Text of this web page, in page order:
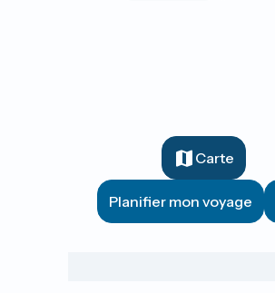
Carte
Planifier mon voyage